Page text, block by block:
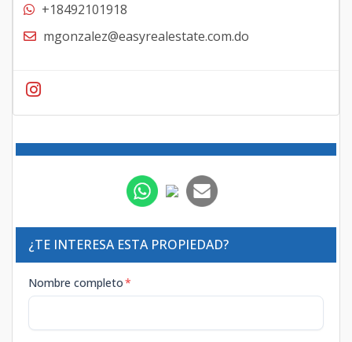
+18492101918
mgonzalez@easyrealestate.com.do
¿TE INTERESA ESTA PROPIEDAD?
Nombre completo*